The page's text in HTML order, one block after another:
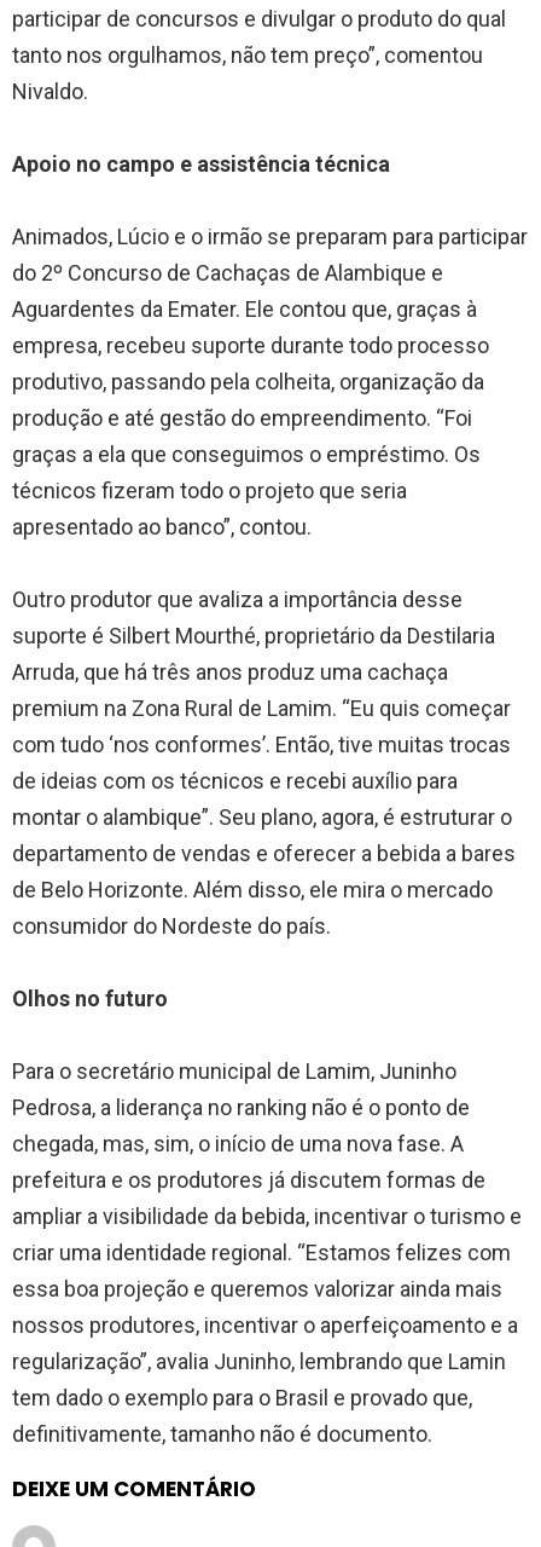
participar de concursos e divulgar o produto do qual
tanto nos orgulhamos, não tem preço”, comentou
Nivaldo.
Apoio no campo e assistência técnica
Animados, Lúcio e o irmão se preparam para participar
do 2º Concurso de Cachaças de Alambique e
Aguardentes da Emater. Ele contou que, graças à
empresa, recebeu suporte durante todo processo
produtivo, passando pela colheita, organização da
produção e até gestão do empreendimento. “Foi
graças a ela que conseguimos o empréstimo. Os
técnicos fizeram todo o projeto que seria
apresentado ao banco”, contou.
Outro produtor que avaliza a importância desse
suporte é Silbert Mourthé, proprietário da Destilaria
Arruda, que há três anos produz uma cachaça
premium na Zona Rural de Lamim. “Eu quis começar
com tudo ‘nos conformes’. Então, tive muitas trocas
de ideias com os técnicos e recebi auxílio para
montar o alambique”. Seu plano, agora, é estruturar o
departamento de vendas e oferecer a bebida a bares
de Belo Horizonte. Além disso, ele mira o mercado
consumidor do Nordeste do país.
Olhos no futuro
Para o secretário municipal de Lamim, Juninho
Pedrosa, a liderança no ranking não é o ponto de
chegada, mas, sim, o início de uma nova fase. A
prefeitura e os produtores já discutem formas de
ampliar a visibilidade da bebida, incentivar o turismo e
criar uma identidade regional. “Estamos felizes com
essa boa projeção e queremos valorizar ainda mais
nossos produtores, incentivar o aperfeiçoamento e a
regularização”, avalia Juninho, lembrando que Lamin
tem dado o exemplo para o Brasil e provado que,
definitivamente, tamanho não é documento.
DEIXE UM COMENTÁRIO